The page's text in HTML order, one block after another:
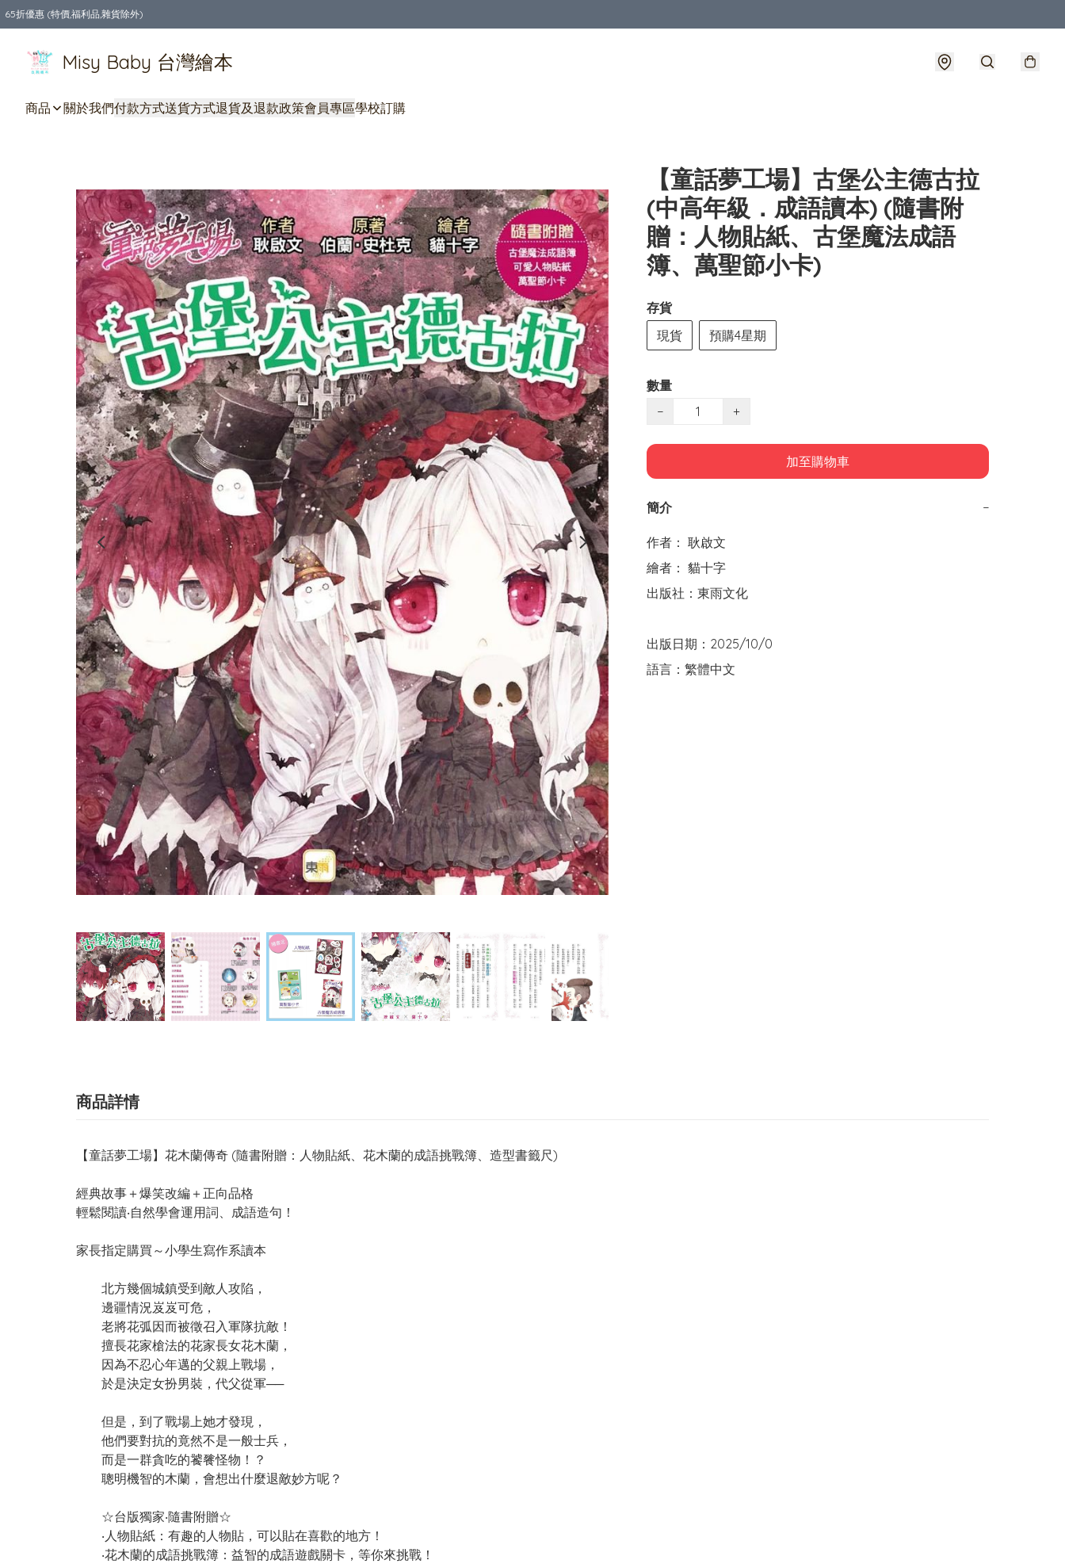
65折優惠 (特價,福利品,雜貨除外)
Misy Baby 台灣繪本
商品 關於我們付款方式送貨方式退貨及退款政策會員專區學校訂購
【童話夢工場】古堡公主德古拉
(中高年級．成語讀本) (隨書附
贈：人物貼紙、古堡魔法成語
簿、萬聖節小卡)
存貨
現貨
預購4星期
數量
−
+
加至購物車
簡介 −
作者： 耿啟文
繪者： 貓十字
出版社：東雨文化
出版日期：2025/10/0
語言：繁體中文
商品詳情
【童話夢工場】花木蘭傳奇 (隨書附贈：人物貼紙、花木蘭的成語挑戰簿、造型書籤尺)
經典故事＋爆笑改編＋正向品格
輕鬆閱讀‧自然學會運用詞、成語造句！
家長指定購買～小學生寫作系讀本
北方幾個城鎮受到敵人攻陷，
邊疆情況岌岌可危，
老將花弧因而被徵召入軍隊抗敵！
擅長花家槍法的花家長女花木蘭，
因為不忍心年邁的父親上戰場，
於是決定女扮男裝，代父從軍──
但是，到了戰場上她才發現，
他們要對抗的竟然不是一般士兵，
而是一群貪吃的饕餮怪物！？
聰明機智的木蘭，會想出什麼退敵妙方呢？
☆台版獨家‧隨書附贈☆
‧人物貼紙：有趣的人物貼，可以貼在喜歡的地方！
‧花木蘭的成語挑戰簿：益智的成語遊戲關卡，等你來挑戰！